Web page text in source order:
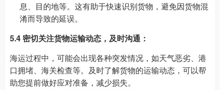
息、目的地等。这有助于快速识别货物，避免因货物混
淆而导致的延误。
5.4 密切关注货物运输动态，及时沟通：
海运过程中，可能会出现各种突发情况，如天气恶劣、港
口拥堵、海关检查等。及时了解货物的运输动态，可以帮
助您提前做好应对准备，减少损失。